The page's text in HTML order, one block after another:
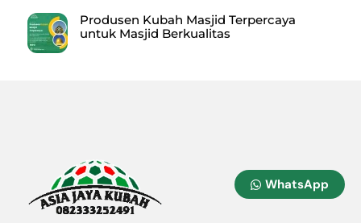
WhatsApp
Produsen Kubah Masjid Terpercaya
untuk Masjid Berkualitas